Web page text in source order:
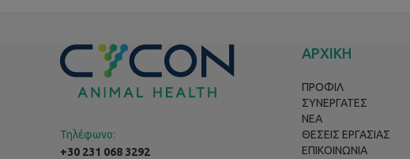
Τηλέφωνο:
+30 231 068 3292
ΑΡΧΙΚΗ
ΠΡΟΦΙΛ
ΣΥΝΕΡΓΑΤΕΣ
ΝΕΑ
ΘΕΣΕΙΣ ΕΡΓΑΣΙΑΣ
ΕΠΙΚΟΙΝΩΝΙΑ